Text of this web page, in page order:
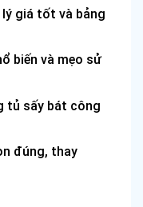
giá tốt và bảng
biến và mẹo sử
tủ sấy bát công
đúng, thay